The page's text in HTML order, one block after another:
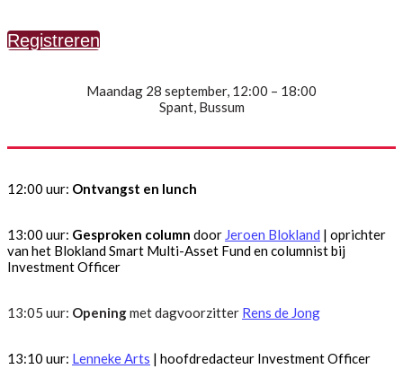
Registreren
Maandag 28 september, 12:00 – 18:00
Spant, Bussum
12:00 uur: Ontvangst en lunch
13:00 uur: Gesproken column door Jeroen Blokland | oprichter
van het Blokland Smart Multi-Asset Fund en columnist bij
Investment Officer
13:05 uur: Openingmet dagvoorzitter Rens de Jong
13:10 uur: Lenneke Arts | hoofdredacteur Investment Officer